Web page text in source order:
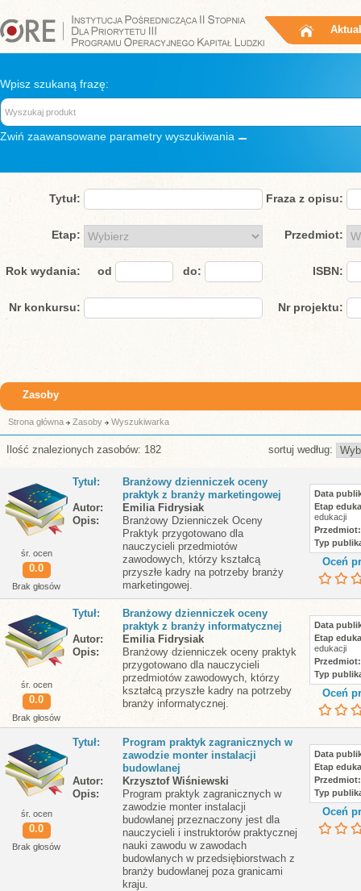
Wpisz szukaną frazę:
Zwiń zaawansowane parametry wyszukiwania
Tytuł: Fraza z opisu:
Etap: Przedmiot:
Rok wydania: od do: ISBN:
Nr konkursu: Nr projektu:
Zasoby
Strona główna Zasoby Wyszukiwarka
Ilość znalezionych zasobów: 182 sortuj według:
śr. ocen
0.0
Brak głosów
Tytuł
Branżowy dzienniczek oceny
praktyk z branży marketingowej
Autor
Emilia Fidrysiak
Opis
Branżowy Dzienniczek Oceny
Praktyk przygotowano dla
nauczycieli przedmiotów
zawodowych, którzy kształcą
przyszłe kadry na potrzeby branży
marketingowej.
Data
Etap
edukacji
Przedmiot
Typ
Oceń
śr. ocen
0.0
Brak głosów
Tytuł
Branżowy dzienniczek oceny
praktyk z branży informatycznej
Autor
Emilia Fidrysiak
Opis
Branżowy dzienniczek oceny praktyk
przygotowano dla nauczycieli
przedmiotów zawodowych, którzy
kształcą przyszłe kadry na potrzeby
branży informatycznej.
Data
Etap
edukacji
Przedmiot
Typ
Oceń
śr. ocen
0.0
Brak głosów
Tytuł
Program praktyk zagranicznych w
zawodzie monter instalacji
budowlanej
Autor
Krzysztof Wiśniewski
Opis
Program praktyk zagranicznych w
zawodzie monter instalacji
budowlanej przeznaczony jest dla
nauczycieli i instruktorów praktycznej
nauki zawodu w zawodach
budowlanych w przedsiębiorstwach z
branży budowlanej poza granicami
kraju.
Data
Etap
Przedmiot
Typ
Oceń